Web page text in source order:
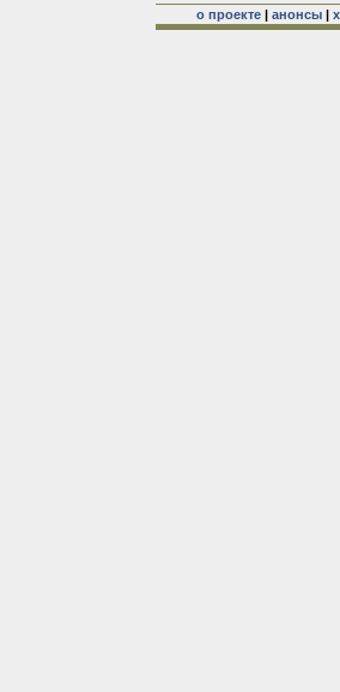
о проекте| анонсы|